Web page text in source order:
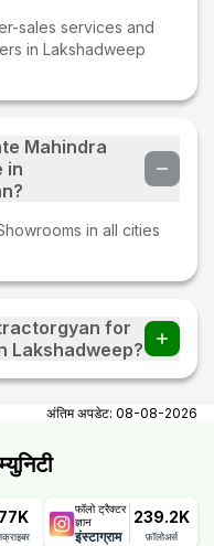
sales services and
in Lakshadweep
Mahindra
in
in all cities
for
Lakshadweep?
showrooms in
city, pincode,
अंतिम अपडेट: 08-08-2026
फॉलो ट्रैक्टर
ज्ञान
इंस्टाग्राम
239.2K
फ़ॉलोअर्स